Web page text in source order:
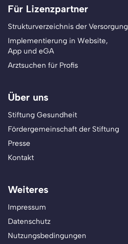
Für Lizenzpartner
Strukturverzeichnis der Versorgung
Implementierung in Website,
App und eGA
Arztsuchen für Profis
Über uns
Stiftung Gesundheit
Fördergemeinschaft der Stiftung
Presse
Kontakt
Weiteres
Impressum
Datenschutz
Nutzungsbedingungen